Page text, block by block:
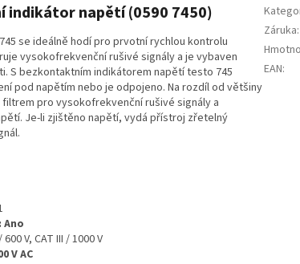
napětí (0590 7450)
se ideálně hodí pro prvotní rychlou kontrolu
vysokofrekvenční rušivé signály a je vybaven
S bezkontaktním indikátorem napětí testo 745
pod napětím nebo je odpojeno. Na rozdíl od většiny
pro vysokofrekvenční rušivé signály a
Je-li zjištěno napětí, vydá přístroj zřetelný
V, CAT III / 1000 V
V AC
Záruka:
EAN: